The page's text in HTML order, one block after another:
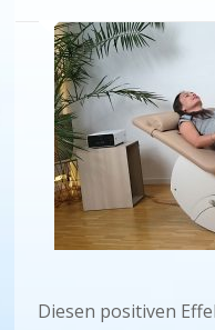
Diesen positiven